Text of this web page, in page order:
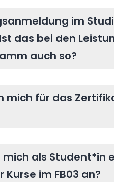
im
das bei den
auch so?
mich für das
mich als Student*in
im FB03 an?